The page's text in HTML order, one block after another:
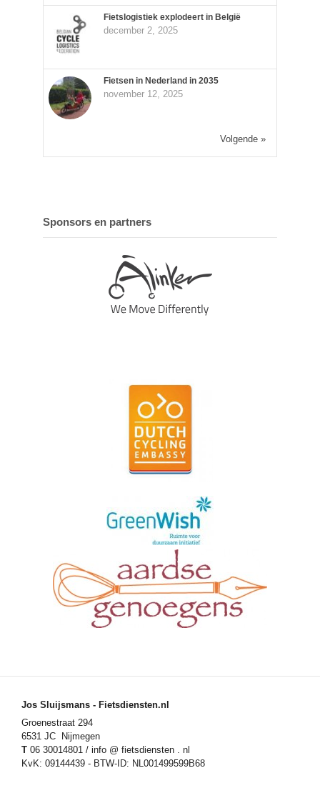
Fietslogistiek explodeert in België
december 2, 2025
Fietsen in Nederland in 2035
november 12, 2025
Volgende »
Sponsors en partners
Jos Sluijsmans - Fietsdiensten.nl
Groenestraat 294
6531 JC Nijmegen
T 06 30014801 / info @ fietsdiensten . nl
KvK: 09144439 - BTW-ID: NL001499599B68